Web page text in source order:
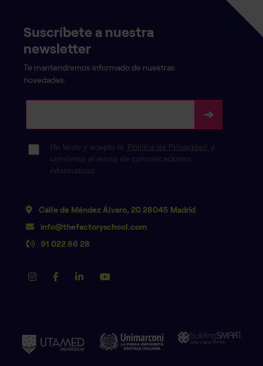
Suscríbete a nuestra
newsletter
Te mantendremos informado de nuestras
novedades.
Calle de Méndez Álvaro, 20 28045 Madrid
info@thefactoryschool.com
91 022 86 28